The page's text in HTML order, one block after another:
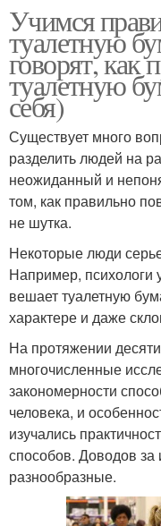
Учимся
туалетную
говорят, как
туалетную
себя)
Существует много
разделить людей на
неожиданный и
том, как правильно
не шутка.
Некоторые люди
Например, психологи
вешает туалетную
характере и даже
На протяжении
многочисленные
закономерности
человека, и
изучались
способов. Доводов за
разнообразные.